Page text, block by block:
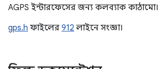
AGPS ইন্টারফেসের জন্য কলব্যাক কাঠামো।
gps.h ফাইলের 912 লাইনে সংজ্ঞা।